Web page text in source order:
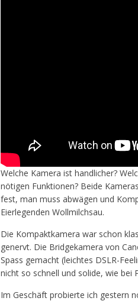
Welche Kamera ist handlicher?
nötigen Funktionen? Beide
fest, man muss abwägen und
Eierlegenden Wollmilchsau.
Die Kompaktkamera war schon
genervt. Die Bridgekamera von
Spass gemacht (leichtes DSLR-
nicht so schnell und solide, wie bei
Im Geschäft probierte ich gestern